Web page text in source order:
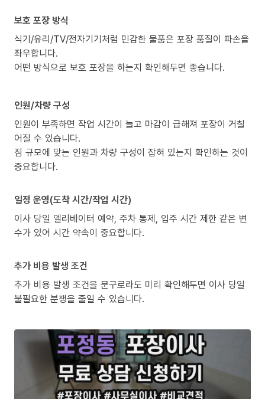
보호 포장 방식
식기/유리/TV/전자기기처럼 민감한 물품은 포장 품질이 파손을
좌우합니다.
어떤 방식으로 보호 포장을 하는지 확인해두면 좋습니다.
인원/차량 구성
인원이 부족하면 작업 시간이 늘고 마감이 급해져 포장이 거칠
어질 수 있습니다.
짐 규모에 맞는 인원과 차량 구성이 잡혀 있는지 확인하는 것이
중요합니다.
일정 운영(도착 시간/작업 시간)
이사 당일 엘리베이터 예약, 주차 통제, 입주 시간 제한 같은 변
수가 있어 시간 약속이 중요합니다.
추가 비용 발생 조건
추가 비용 발생 조건을 문구로라도 미리 확인해두면 이사 당일
불필요한 분쟁을 줄일 수 있습니다.